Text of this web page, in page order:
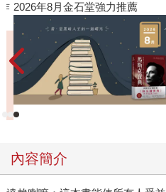
2026年8月金石堂強力推薦
內容簡介